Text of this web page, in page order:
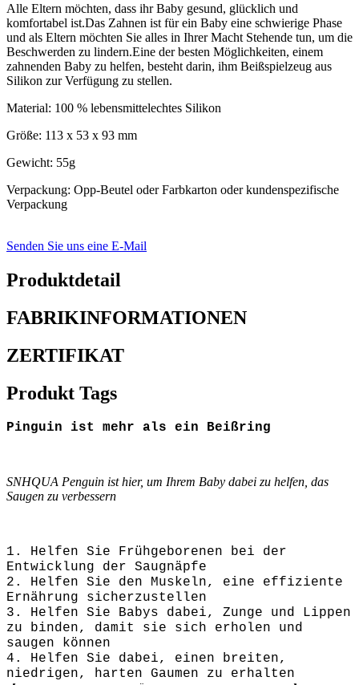
Alle Eltern möchten, dass ihr Baby gesund, glücklich und
komfortabel ist.Das Zahnen ist für ein Baby eine schwierige Phase
und als Eltern möchten Sie alles in Ihrer Macht Stehende tun, um die
Beschwerden zu lindern.Eine der besten Möglichkeiten, einem
zahnenden Baby zu helfen, besteht darin, ihm Beißspielzeug aus
Silikon zur Verfügung zu stellen.
Material: 100 % lebensmittelechtes Silikon
Größe: 113 x 53 x 93 mm
Gewicht: 55g
Verpackung: Opp-Beutel oder Farbkarton oder kundenspezifische
Verpackung
Senden Sie uns eine E-Mail
Produktdetail
FABRIKINFORMATIONEN
ZERTIFIKAT
Produkt Tags
Pinguin ist mehr als ein Beißring
SNHQUA Penguin ist hier, um Ihrem Baby dabei zu helfen, das
Saugen zu verbessern
1. Helfen Sie Frühgeborenen bei der
Entwicklung der Saugnäpfe
2. Helfen Sie den Muskeln, eine effiziente
Ernährung sicherzustellen
3. Helfen Sie Babys dabei, Zunge und Lippen
zu binden, damit sie sich erholen und
saugen können
4. Helfen Sie dabei, einen breiten,
niedrigen, harten Gaumen zu erhalten